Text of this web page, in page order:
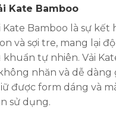
Kate Bamboo
Kate Bamboo là sự kết
và sợi tre, mang lại
tự nhiên. Vải
nhăn và dễ dàng
được form dáng và
sử dụng.